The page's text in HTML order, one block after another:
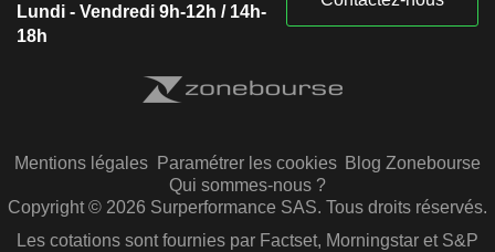
Lundi - Vendredi 9h-12h / 14h-
18h
Mentions légales Paramétrer les cookies Blog Zonebourse
Qui sommes-nous ?
Copyright © 2026 Surperformance SAS. Tous droits réservés.
Les cotations sont fournies par Factset, Morningstar et S&P